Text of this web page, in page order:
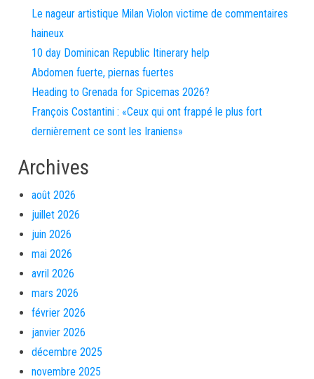
Le nageur artistique Milan Violon victime de commentaires
haineux
10 day Dominican Republic Itinerary help
Abdomen fuerte, piernas fuertes
Heading to Grenada for Spicemas 2026?
François Costantini : «Ceux qui ont frappé le plus fort
dernièrement ce sont les Iraniens»
Archives
août 2026
juillet 2026
juin 2026
mai 2026
avril 2026
mars 2026
février 2026
janvier 2026
décembre 2025
novembre 2025